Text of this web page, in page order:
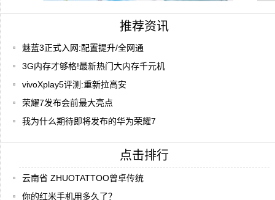
推荐资讯
魅蓝3正式入网:配置提升/全网通
3G内存才够格!最新热门大内存千元机
vivoXplay5评测:重新拉高安
荣耀7发布会前最大亮点
我为什么期待即将发布的华为荣耀7
点击排行
云南省 ZHUOTATTOO曾卓传统
你的红米手机用多久了？